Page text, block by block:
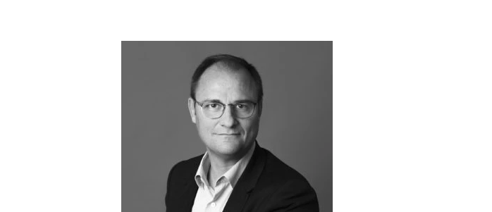
Hit enter to search or ESC to close